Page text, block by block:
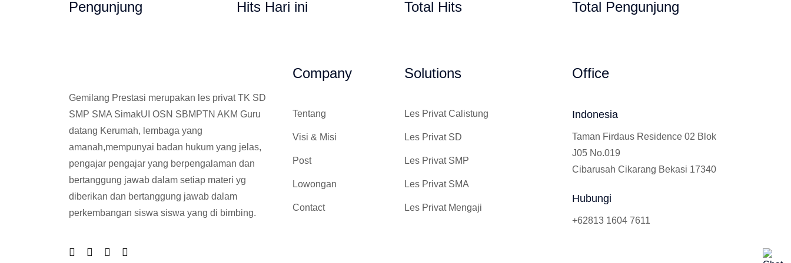
Pengunjung Hits Hari ini Total Hits Total Pengunjung
Gemilang Prestasi merupakan les privat TK SD
SMP SMA SimakUI OSN SBMPTN AKM Guru
datang Kerumah, lembaga yang
amanah,mempunyai badan hukum yang jelas,
pengajar pengajar yang berpengalaman dan
bertanggung jawab dalam setiap materi yg
diberikan dan bertanggung jawab dalam
perkembangan siswa siswa yang di bimbing.
Company
Tentang
Visi & Misi
Post
Lowongan
Contact
Solutions
Les Privat Calistung
Les Privat SD
Les Privat SMP
Les Privat SMA
Les Privat Mengaji
Office
Indonesia
Taman Firdaus Residence 02 Blok
J05 No.019
Cibarusah Cikarang Bekasi 17340
Hubungi
+62813 1604 7611